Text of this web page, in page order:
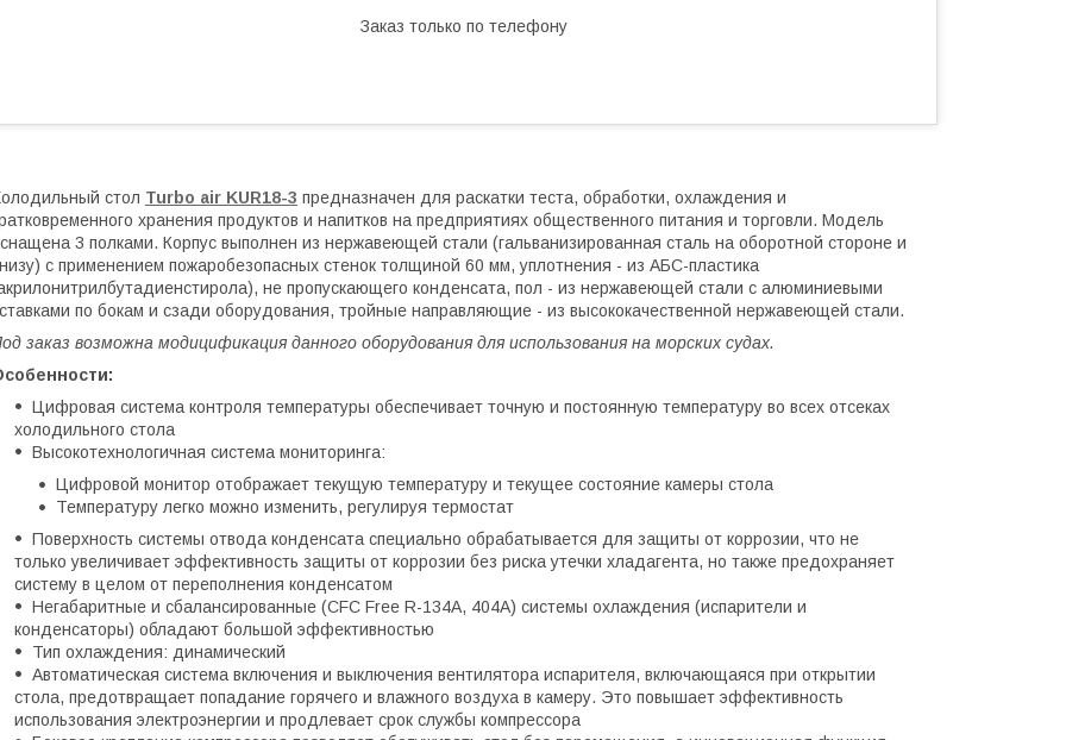
Заказ только по телефону
стол Turbo air KUR18-3 предназначен для раскатки теста, обработки, охлаждения и
хранения продуктов и напитков на предприятиях общественного питания и торговли. Модель
3 полками. Корпус выполнен из нержавеющей стали (гальванизированная сталь на оборотной стороне и
с применением пожаробезопасных стенок толщиной 60 мм, уплотнения - из АБС-пластика
не пропускающего конденсата, пол - из нержавеющей стали с алюминиевыми
по бокам и сзади оборудования, тройные направляющие - из высококачественной нержавеющей стали.
заказ возможна модицификация данного оборудования для использования на морских судах.
Цифровая система контроля температуры обеспечивает точную и постоянную температуру во всех отсеках
холодильного стола
Высокотехнологичная система мониторинга:
Цифровой монитор отображает текущую температуру и текущее состояние камеры стола
Температуру легко можно изменить, регулируя термостат
Поверхность системы отвода конденсата специально обрабатывается для защиты от коррозии, что не
только увеличивает эффективность защиты от коррозии без риска утечки хладагента, но также предохраняет
систему в целом от переполнения конденсатом
Негабаритные и сбалансированные (CFC Free R-134A, 404A) системы охлаждения (испарители и
конденсаторы) обладают большой эффективностью
Тип охлаждения: динамический
Автоматическая система включения и выключения вентилятора испарителя, включающаяся при открытии
стола, предотвращает попадание горячего и влажного воздуха в камеру. Это повышает эффективность
использования электроэнергии и продлевает срок службы компрессора